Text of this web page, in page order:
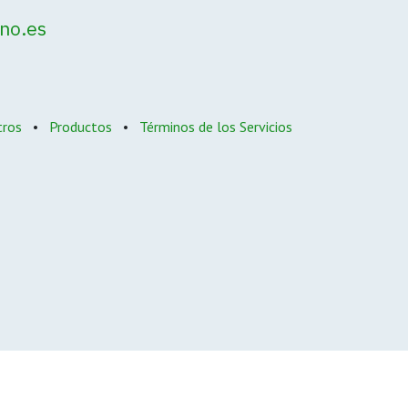
• Productos • Términos de los Servicios